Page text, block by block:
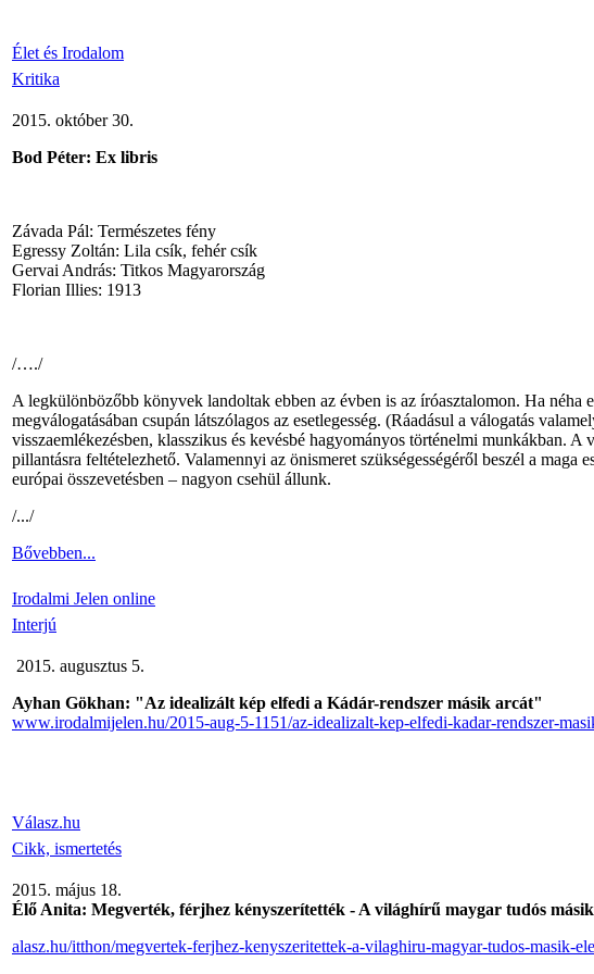
Élet és Irodalom
Kritika
2015. október 30.
Bod Péter: Ex libris
Závada Pál: Természetes fény
Egressy Zoltán: Lila csík, fehér csík
Gervai András: Titkos Magyarország
Florian Illies: 1913
/…./
A legkülönbözőbb könyvek landoltak ebben az évben is az íróasztalomon. Ha
megválogatásában csupán látszólagos az esetlegesség. (Ráadásul a válogatás
visszaemlékezésben, klasszikus és kevésbé hagyományos történelmi munkákban.
pillantásra feltételezhető. Valamennyi az önismeret szükségességéről beszél a
európai összevetésben – nagyon csehül állunk.
/.../
Bővebben...
Irodalmi Jelen online
Interjú
2015. augusztus 5.
Ayhan Gökhan: "Az idealizált kép elfedi a Kádár-rendszer másik arcát"
www.irodalmijelen.hu/2015-aug-5-1151/az-idealizalt-kep-elfedi-kadar-rendszer-
Válasz.hu
Cikk, ismertetés
2015. május 18.
Élő Anita: Megverték, férjhez kényszerítették - A világhírű maygar tudós másik
alasz.hu/itthon/megvertek-ferjhez-kenyszeritettek-a-vilaghiru-magyar-tudos-masik-